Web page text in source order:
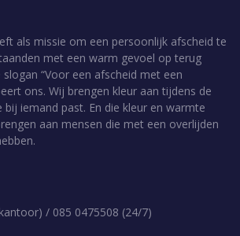
/ 085 0475508 (24/7)
als missie om een persoonlijk afscheid te
met een warm gevoel op terug
slogan “Voor een afscheid met een
ons. Wij brengen kleur aan tijdens de
bij iemand past. En die kleur en warmte
aan mensen die met een overlijden